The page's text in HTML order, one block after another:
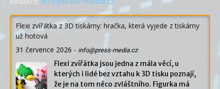
Flexi zvířátka z 3D tiskárny: hračka, která vyjede z tiskárny
už hotová
31 července 2026 - info@press-media.cz
Flexi zvířátka jsou jedna z mála věcí, u
kterých i lidé bez vztahu k 3D tisku poznají,
že je na tom něco zvláštního. Figurka má